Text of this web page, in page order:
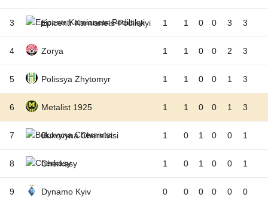
3 Epicentr Kamianets-Podilskyi 1 1 0 0 3 3
4 Zorya 1 1 0 0 2 3
5 Polissya Zhytomyr 1 1 0 0 1 3
6 Metalist 1925 1 1 0 0 1 3
7 Bukovyna Chernivtsi 1 0 1 0 0 1
8 Cherkasy 1 0 1 0 0 1
9 Dynamo Kyiv 0 0 0 0 0 0